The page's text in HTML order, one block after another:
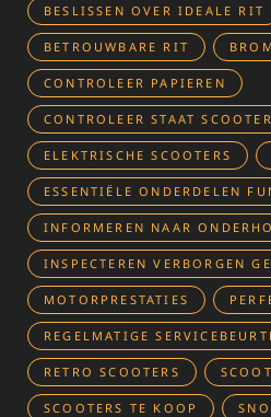
BESLISSEN OVER IDEALE RIT
BETROUWBARE RIT
CONTROLEER PAPIEREN
CONTROLEER STAAT SCOOTER
ELEKTRISCHE SCOOTERS
ESSENTIËLE ONDERDELEN
INFORMEREN NAAR
INSPECTEREN VERBORGEN
MOTORPRESTATIES
REGELMATIGE
RETRO SCOOTERS
SCOOTERS TE KOOP